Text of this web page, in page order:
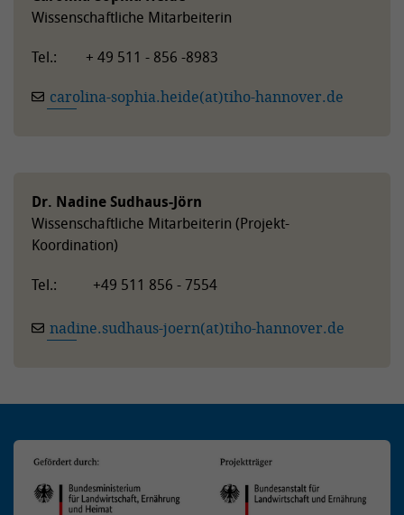
Wissenschaftliche Mitarbeiterin
Tel.: + 49 511 - 856 -8983
carolina-sophia.heide(at)tiho-hannover.de
Dr. Nadine Sudhaus-Jörn
Wissenschaftliche Mitarbeiterin (Projekt-
Koordination)
Tel.: +49 511 856 - 7554
nadine.sudhaus-joern(at)tiho-hannover.de